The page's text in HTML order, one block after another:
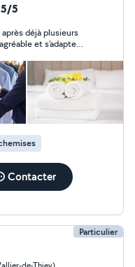
mon matériel
ramène dans les
Cagnes-sur-Mer,
->
Antibes,
Cannes quartier
5
déjà plusieurs
et s’adapte
Contacter
Particulier